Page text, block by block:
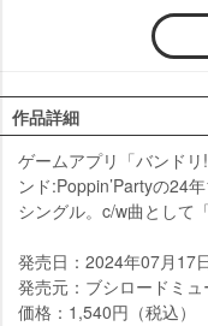
作品詳細
ゲームアプリ「バンド
ンド:Poppin’Partyの24
シングル。c/w曲として
発売日：2024年07月17
発売元：ブシロードミ
価格：1,540円（税込）